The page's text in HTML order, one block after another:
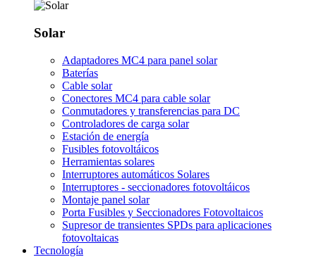
Solar
Adaptadores MC4 para panel solar
Baterías
Cable solar
Conectores MC4 para cable solar
Conmutadores y transferencias para DC
Controladores de carga solar
Estación de energía
Fusibles fotovoltáicos
Herramientas solares
Interruptores automáticos Solares
Interruptores - seccionadores fotovoltáicos
Montaje panel solar
Porta Fusibles y Seccionadores Fotovoltaicos
Supresor de transientes SPDs para aplicaciones
fotovoltaicas
Tecnología